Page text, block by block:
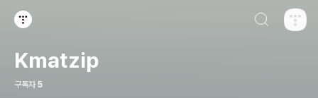
Kmatzip
구독자 5